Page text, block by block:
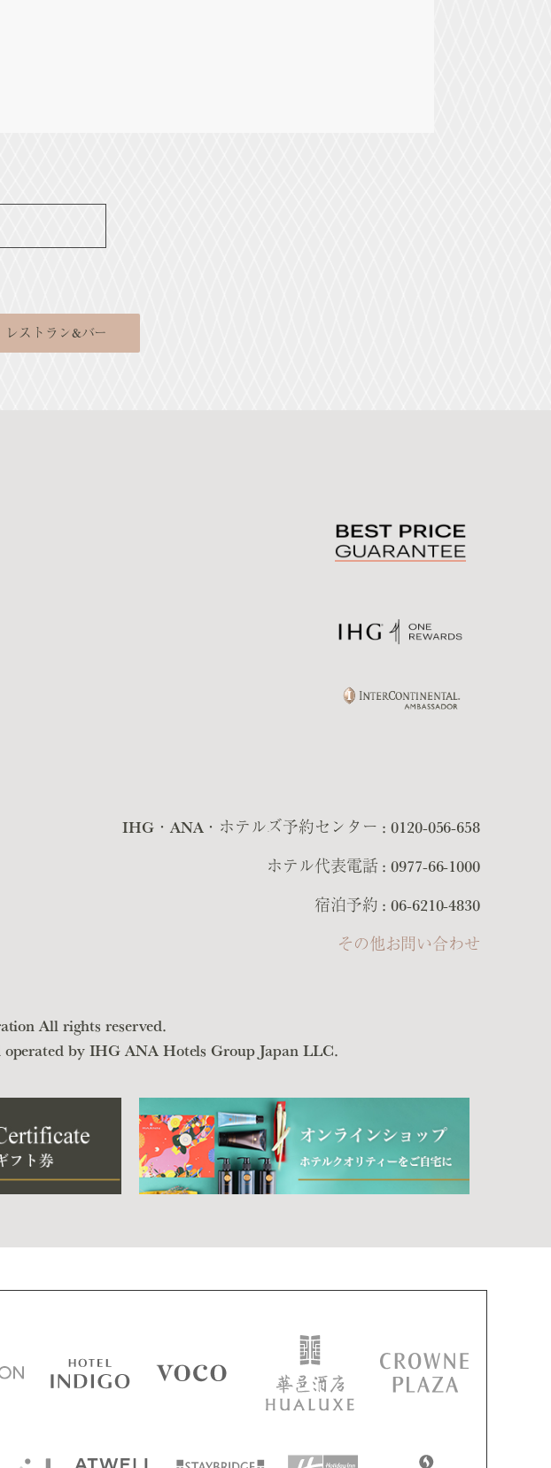
レストラン&バー
IHG・ANA・ホテルズ予約センター :0120-056-658
ホテル代表電話 :0977-66-1000
宿泊予約 :06-6210-4830
その他お問い合わせ
All rights reserved.
by IHG ANA Hotels Group Japan LLC.